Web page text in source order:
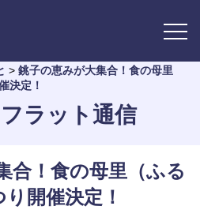
> 銚子の恵みが大集合！食の母里
決定！
ラット通信
合！食の母里（ふる
開催決定！